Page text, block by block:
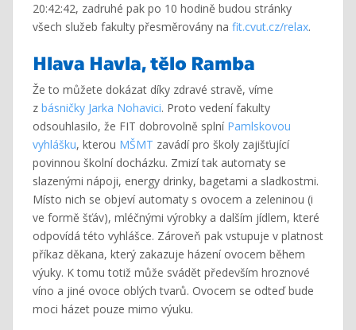
20:42:42, zadruhé pak po 10 hodině budou stránky
všech služeb fakulty přesměrovány na fit.cvut.cz/relax.
Hlava Havla, tělo Ramba
Že to můžete dokázat díky zdravé stravě, víme
z básničky Jarka Nohavici. Proto vedení fakulty
odsouhlasilo, že FIT dobrovolně splní Pamlskovou
vyhlášku, kterou MŠMT zavádí pro školy zajišťující
povinnou školní docházku. Zmizí tak automaty se
slazenými nápoji, energy drinky, bagetami a sladkostmi.
Místo nich se objeví automaty s ovocem a zeleninou (i
ve formě šťáv), mléčnými výrobky a dalším jídlem, které
odpovídá této vyhlášce. Zároveň pak vstupuje v platnost
příkaz děkana, který zakazuje házení ovocem během
výuky. K tomu totiž může svádět především hroznové
víno a jiné ovoce oblých tvarů. Ovocem se odteď bude
moci házet pouze mimo výuku.